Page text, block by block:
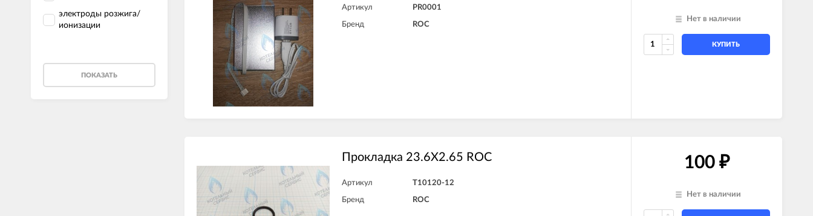
электроды розжига/
ионизации
ПОКАЗАТЬ
Артикул PR0001
Бренд ROC
Нет в наличии
КУПИТЬ
Прокладка 23.6X2.65 ROC
Артикул T10120-12
Бренд ROC
100 ₽
Нет в наличии